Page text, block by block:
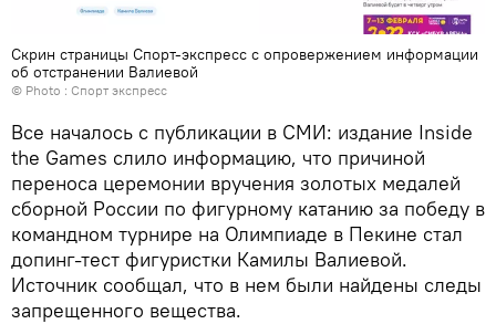
Скрин страницы Спорт-экспресс с опровержением информации
об отстранении Валиевой
© Photo : Спорт экспресс
Все началось с публикации в СМИ: издание Inside
the Games слило информацию, что причиной
переноса церемонии вручения золотых медалей
сборной России по фигурному катанию за победу в
командном турнире на Олимпиаде в Пекине стал
допинг-тест фигуристки Камилы Валиевой.
Источник сообщал, что в нем были найдены следы
запрещенного вещества.